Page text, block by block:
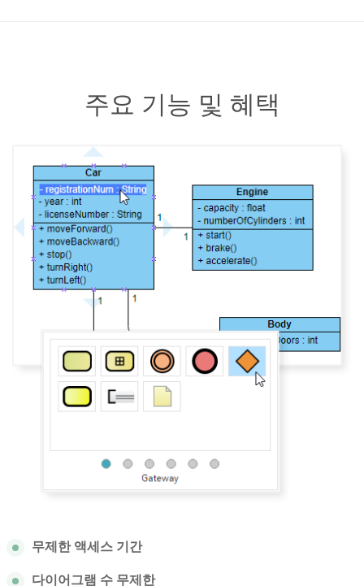
주요 기능 및 혜택
무제한 액세스 기간
다이어그램 수 무제한